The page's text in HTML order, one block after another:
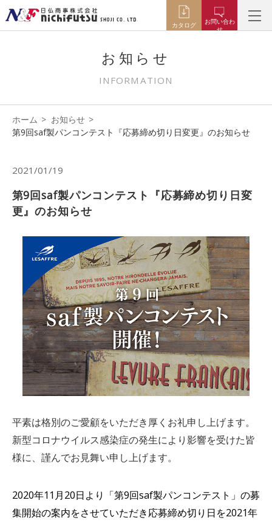
カタログ
お問い合わ
せ
お知らせ
INFORMATION
ホーム
お知らせ
第9回saf製パンコンテスト『応募締め切り日変更』のお知らせ
2021/01/19
第9回saf製パンコンテスト『応募締め切り日変
更』のお知らせ
平素は格別のご愛顧をいただき厚くお礼申し上げます。
新型コロナウイルス感染症の発生により影響を受けた皆
様に、謹んでお見舞い申し上げます。
2020年11月20日より「第9回saf製パンコンテスト」の募
集開始の案内をさせていただき応募締め切り日を2021年